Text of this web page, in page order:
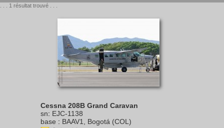
. . . 1 résultat trouvé . . .
Cessna 208B Grand Caravan
sn: EJC-1138
base : BAAV1, Bogotá (COL)